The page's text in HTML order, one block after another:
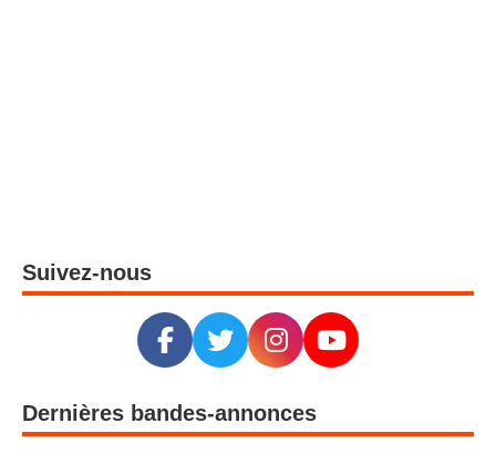
Suivez-nous
Dernières bandes-annonces